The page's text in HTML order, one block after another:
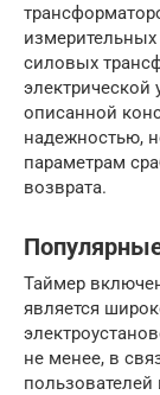
силовых
электрической
описанной
надежностью,
параметрам
возврата.
Таймер
является
не менее, в